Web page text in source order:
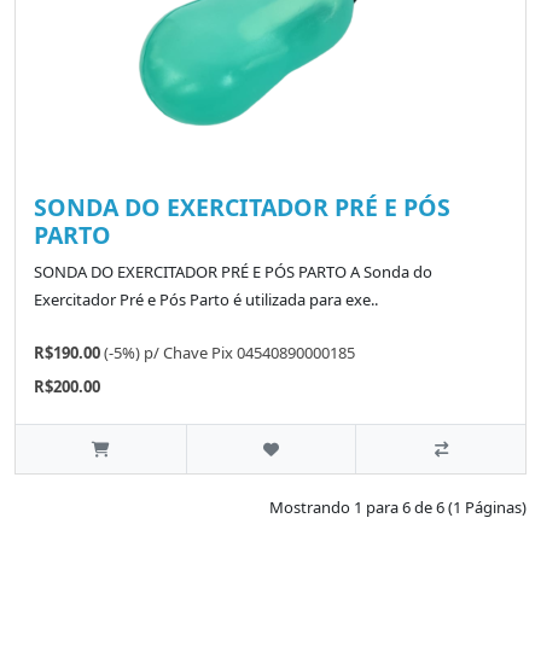
SONDA DO EXERCITADOR PRÉ E PÓS
PARTO
SONDA DO EXERCITADOR PRÉ E PÓS PARTO A Sonda do
Exercitador Pré e Pós Parto é utilizada para exe..
R$190.00(-5%) p/Chave Pix 04540890000185
R$200.00
Mostrando 1 para 6 de 6 (1 Páginas)